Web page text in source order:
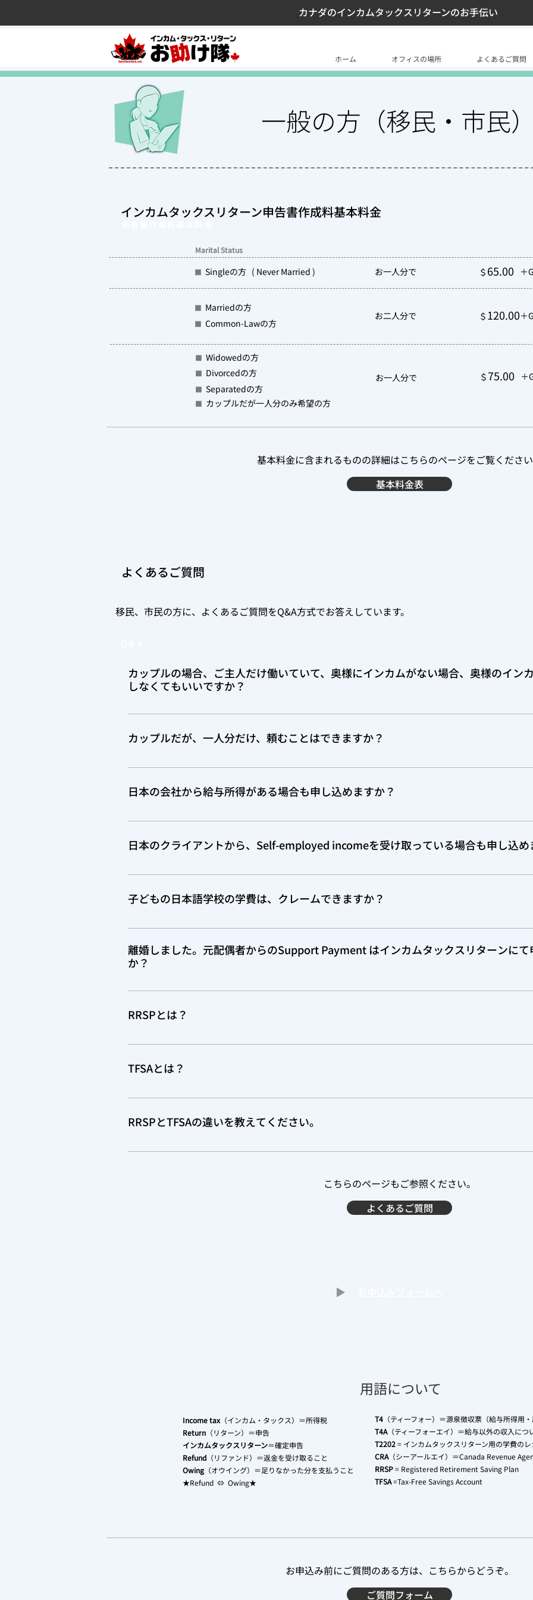
カナダのインカムタックスリターンのお手伝い
ホーム オフィスの場所 よくあるご質問
一般の方（移民・市民）
Marital Status
■ Singleの方 ( Never Married ) お一人分で ＄ 65.00 ＋
■ Marriedの方
■ Common-Lawの方
お二人分で ＄ 120.00＋
■ Widowedの方
■ Divorcedの方
■
■
Separatedの方
カップルだが一人分のみ希望の方
お一人分で ＄75.00 ＋
インカムタックスリターン申告書作成料基本料金
基本料金に含まれるものの詳細はこちらのページをご覧ください
基本料金表
よくあるご質問
移民、市民の方に、よくあるご質問をQ&A方式でお答えしています。
カップルの場合、ご主人だけ働いていて、奥様にインカムがない場合、奥様のイン
しなくてもいいですか？
カップルであろうとなかろうと、カナダのインカムタックスリターンは、たとえインカムがゼ
カップルだが、一人分だけ、頼むことはできますか？
はい、お一人分のみのお申込みもお受けしております。 お申込みフォーム内に、「カップル
日本の会社から給与所得がある場合も申し込めますか？
はい、お申込みいただけます。 日本の会社から給与所得がある場合は、源泉徴収票、または
い。
日本のクライアントから、Self-employed incomeを受け取っている場合も申し込め
はい、お申込みいただけます。 Self-employed incomeについては、日本のクライアントから
ください。
子どもの日本語学校の学費は、クレームできますか？
16才未満のChildren's Fitness Tax Creditも、Children's Arts Tax Creditsも、2017年度から、
も、2018年度から、廃止されました。 16才以上のPost-Secondaryのプログラムにつきまして
ンカム・タックス・リターンにて使いきらない場合は、残った金額を親御さんにトランスファ
離婚しました。元配偶者からのSupport Payment はインカムタックスリターンに
か？
はい、あります。 Support Payment には、2種類あります。Spousal Supportと、Child
Support は非課税ですが、インカムタックスリターンにて申告の必要はあります。
RRSPとは？
RRSPとは、Registered Retirement Saving Planの略です。 RRSPを購入すると、その額をそ
もインカムタックスリターンをしたことがない人、全く働いたことがない人は購入できません
ば、そのDeduction Limitは翌年に持ち越されます。 RRSP Deduction Limit を超えて購入す
すので、ご注意ください。 RRSPは、GIC（定期預金）、Mutural Fund（投資信託）等、商品
ご購入の際は、銀行や証券会社のご担当者にご相談ください。 そして、購入時に、インカムタ
購入を希望されない方も多いですが、 RRSPはうまく使うと、とてもお得感があります。 （例
州在住の人が$5,000のRRSPを購入した場合、約29％の約$1,450を節税。 数年後、たとえば、
下ろすと、2029年のインカムにこの$5000が加わる。 もし2029年のインカムが$30,000だった
TFSAとは？
TFSAとは、Tax-Free Savings Account の略です。 結論から申し上げますと、TFSAは、イン
なぜ、Tax Freeかと言いますと、RRSPと同様、増えた分に課税されません。 また、RRSPの
ば、カナダ居住者でなければ、Penalty、それもかなり高額を払わされることになるので、ご
RRSPとTFSAの違いを教えてください。
RRSPとTFSAの違いを表にしてみました。
こちらのページもご参照ください。
よくあるご質問
用語について
Income tax （インカム・タックス）＝所得税
Return （リターン）＝申告
インカムタックスリターン＝確定申告
Refund （リファンド）＝返金を受け取ること
Owing （オウイング）＝足りなかった分を支払うこと
★Refund ⇔ Owing★
T4 （ティーフォー）＝源泉徴収票（給与所得用
T4A（ティーフォーエイ）＝給与以外の収入につ
T2202= インカムタックスリターン用の学費のレ
CRA（シーアールエイ）＝Canada Revenue
RRSP= Registered Retirement Saving Plan
TFSA=Tax-Free Savings Account
お申込み前にご質問のある方は、こちらからどうぞ。
ご質問フォーム